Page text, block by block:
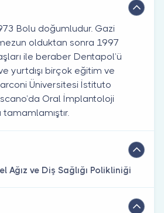
Bolu doğumludur. Gazi
olduktan sonra 1997
ile beraber Dentapol’ü
yurtdışı birçok eğitim ve
Üniversitesi İstituto
Oral İmplantoloji
Ağız ve Diş Sağlığı Polikliniği